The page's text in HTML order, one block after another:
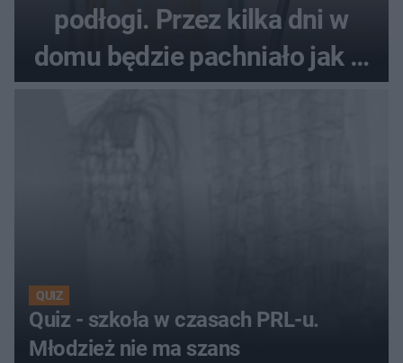
podłogi. Przez kilka dni w
domu będzie pachniało jak w
QUIZ
Quiz - szkoła w czasach PRL-u.
Młodzież nie ma szans